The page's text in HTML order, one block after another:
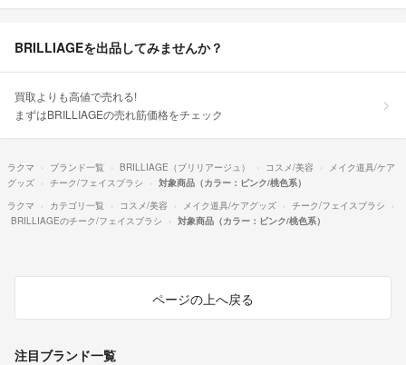
BRILLIAGEを出品してみませんか？
買取よりも高値で売れる!
まずはBRILLIAGEの売れ筋価格をチェック
ラクマ ブランド一覧 BRILLIAGE（ブリリアージュ） コスメ/美容
メイク道具/ケア
グッズ
チーク/フェイスブラシ
対象商品（カラー：ピンク/桃色系）
ラクマ
カテゴリ一覧 コスメ/美容 メイク道具/ケアグッズ
チーク/フェイスブラシ
BRILLIAGEのチーク/フェイスブラシ
対象商品（カラー：ピンク/桃色系）
ページの上へ戻る
注目ブランド一覧